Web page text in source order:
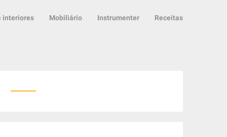
interiores Mobiliário Instrumenter Receitas